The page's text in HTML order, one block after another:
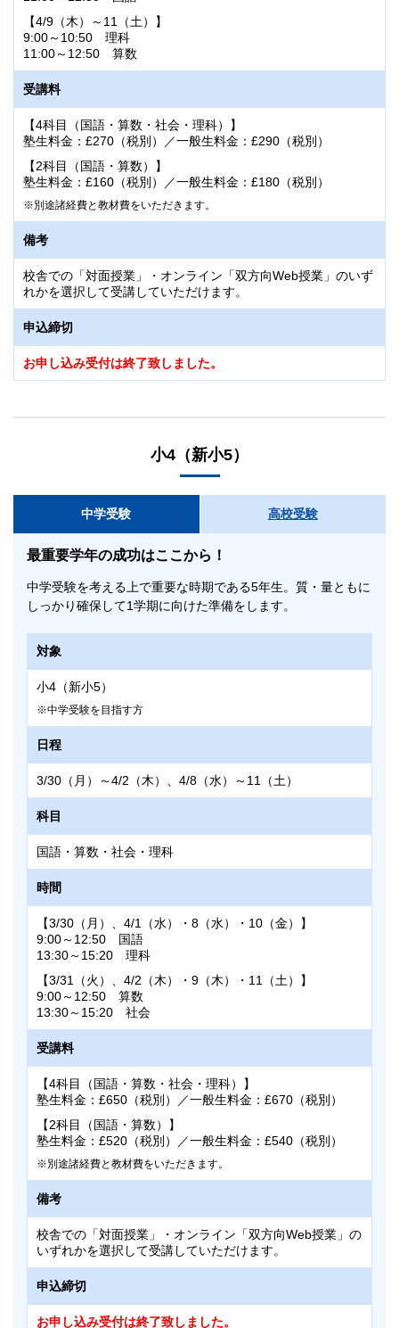
【4/9（木）～11（土）】
9:00～10:50 理科
11:00～12:50 算数
受講料
【4科目（国語・算数・社会・理科）】
塾生料金：£270（税別）／一般生料金：£290（税別）
【2科目（国語・算数）】
塾生料金：£160（税別）／一般生料金：£180（税別）
別途諸経費と教材費をいただきます。
備考
校舎での「対面授業」・オンライン「双方向Web授業」のいず
れかを選択して受講していただけます。
申込締切
お申し込み受付は終了致しました。
小4（新小5）
中学受験 高校受験
最重要学年の成功はここから！
中学受験を考える上で重要な時期である5年生。質・量ともに
しっかり確保して1学期に向けた準備をします。
対象
小4（新小5）
中学受験を目指す方
日程
3/30（月）～4/2（木）、4/8（水）～11（土）
科目
国語・算数・社会・理科
時間
【3/30（月）、4/1（水）・8（水）・10（金）】
9:00～12:50 国語
13:30～15:20 理科
【3/31（火）、4/2（木）・9（木）・11（土）】
9:00～12:50 算数
13:30～15:20 社会
受講料
【4科目（国語・算数・社会・理科）】
塾生料金：£650（税別）／一般生料金：£670（税別）
【2科目（国語・算数）】
塾生料金：£520（税別）／一般生料金：£540（税別）
別途諸経費と教材費をいただきます。
備考
校舎での「対面授業」・オンライン「双方向Web授業」の
いずれかを選択して受講していただけます。
申込締切
お申し込み受付は終了致しました。